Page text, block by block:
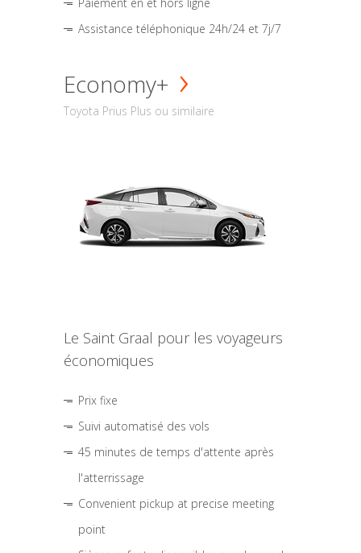
Assistance téléphonique 24h/24 et 7j/7
Economy+
Toyota Prius Plus ou similaire
Le Saint Graal pour les voyageurs
économiques
Prix fixe
Suivi automatisé des vols
45 minutes de temps d'attente après
l'atterrissage
Convenient pickup at precise meeting
point